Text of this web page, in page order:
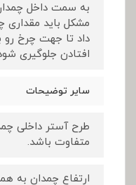
به سمت داخل
مشکل باید
داد تا جهت چرخ رو
افتادن جلوگیری
سایر توضیحات
طرح آستر داخلی
متفاوت باشد.
ارتفاع چمدان به